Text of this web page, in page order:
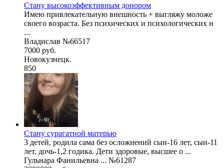
Стану высокоэффективным донором
Имею привлекательную внешность + выгляжу моложе
своего возраста. Без психических и психологических н
...
Владислав №66517
7000 руб.
Новокузнецк.
850
Стану сурагатной матерью
3 детей, родила сама без осложнений сын-16 лет, сын-11
лет, дочь-1,2 годика. Дети здоровые, высшее о ...
Гульнара Фанильевна ... №61287